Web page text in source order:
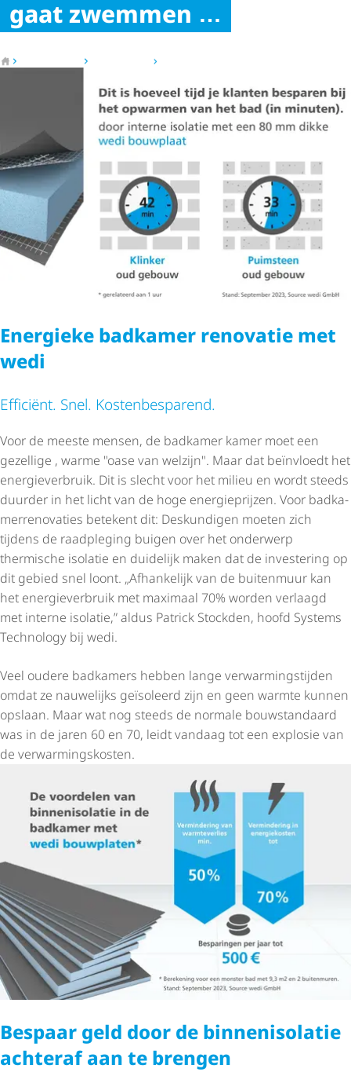
gaat zwemmen
Naar de startpagina
Energieke badkamer renovatie met
wedi
Efficiënt. Snel. Kosten­be­spa­rend.
Voor de meeste mensen, de badkamer kamer moet een
gezellige , warme "oase van welzijn". Maar dat beïnvloedt het
ener­gie­ver­bruik. Dit is slecht voor het milieu en wordt steeds
duurder in het licht van de hoge energieprijzen. Voor badka­
mer­re­no­va­ties betekent dit: Deskundigen moeten zich
tijdens de raadpleging buigen over het onderwerp
thermische isolatie en duidelijk maken dat de investering op
dit gebied snel loont. „Afhankelijk van de buitenmuur kan
het ener­gie­ver­bruik met maximaal 70% worden verlaagd
met interne isolatie,” aldus Patrick Stockden, hoofd Systems
Technology bij wedi.
Veel oudere badkamers hebben lange verwar­mings­tijden
omdat ze nauwelijks geïsoleerd zijn en geen warmte kunnen
opslaan. Maar wat nog steeds de normale bouwstandaard
was in de jaren 60 en 70, leidt vandaag tot een explosie van
de verwar­mings­kosten.
Bespaar geld door de binnen­iso­latie
achteraf aan te brengen